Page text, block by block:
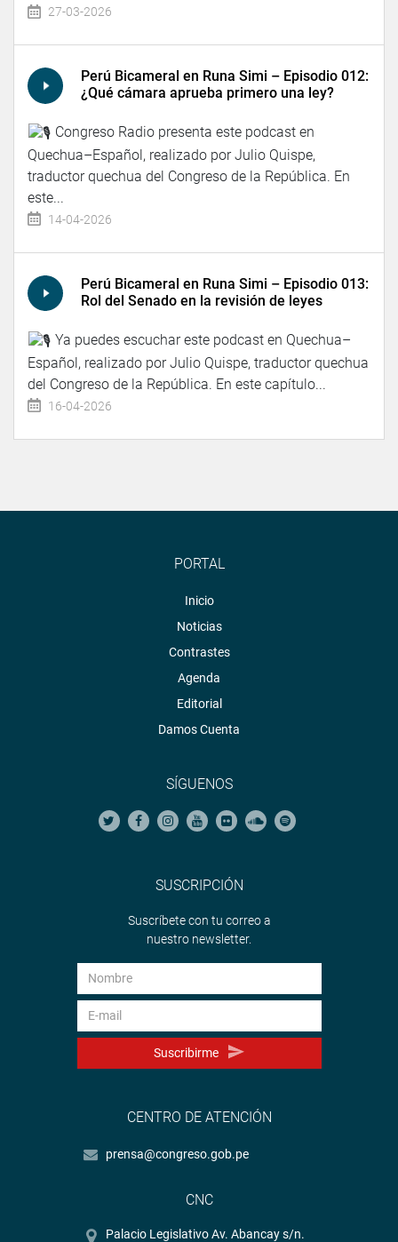
27-03-2026
Perú Bicameral en Runa Simi – Episodio 012:
¿Qué cámara aprueba primero una ley?
Congreso Radio presenta este podcast en
Quechua–Español, realizado por Julio Quispe,
traductor quechua del Congreso de la República. En
este...
14-04-2026
Perú Bicameral en Runa Simi – Episodio 013:
Rol del Senado en la revisión de leyes
Ya puedes escuchar este podcast en Quechua–
Español, realizado por Julio Quispe, traductor quechua
del Congreso de la República. En este capítulo...
16-04-2026
PORTAL
Inicio
Noticias
Contrastes
Agenda
Editorial
Damos Cuenta
SÍGUENOS
SUSCRIPCIÓN
Suscríbete con tu correo a
nuestro newsletter.
Suscribirme
CENTRO DE ATENCIÓN
prensa@congreso.gob.pe
CNC
Palacio Legislativo Av. Abancay s/n.